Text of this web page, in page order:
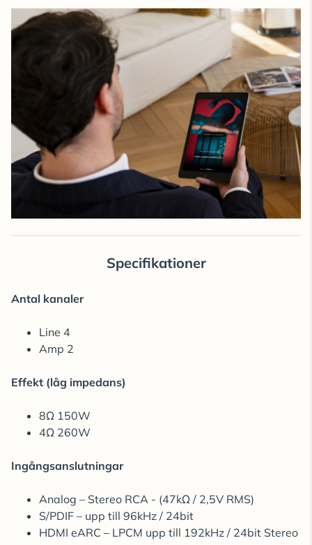
Specifikationer
Antal kanaler
Line 4
Amp 2
Effekt (låg impedans)
8Ω 150W
4Ω 260W
Ingångsanslutningar
Analog – Stereo RCA - (47kΩ / 2,5V RMS)
S/PDIF – upp till 96kHz / 24bit
HDMI eARC – LPCM upp till 192kHz / 24bit Stereo